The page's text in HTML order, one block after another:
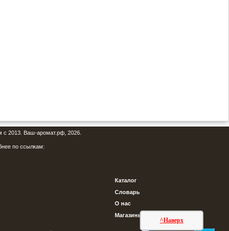
^Наверх
с 2013. Ваш-аромат.рф, 2026.
по ссылкам:
Каталог
Словарь
О нас
Магазины